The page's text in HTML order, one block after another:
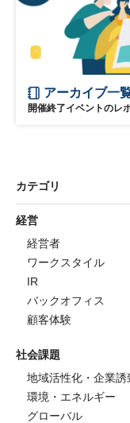
アーカイブ一
開催終了イベントのレ
カテゴリ
経営
経営者
ワークスタイル
IR
バックオフィス
顧客体験
社会課題
地域活性化・企業誘
環境・エネルギー
グローバル